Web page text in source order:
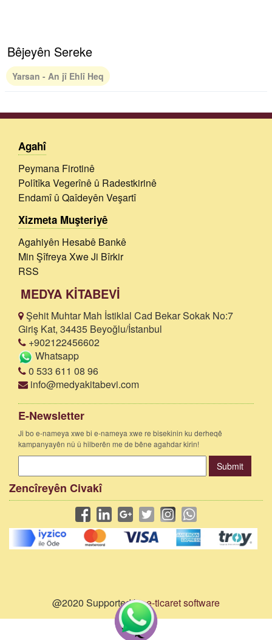
Bêjeyên Sereke
Yarsan - An jî Ehlî Heq
Agahî
Peymana Firotinê
Polîtîka Vegerînê û Radestkirinê
Endamî û Qaîdeyên Veşartî
Xizmeta Muşteriyê
Agahiyên Hesabê Bankê
Min Şîfreya Xwe Ji Bîrkir
RSS
MEDYA KİTABEVİ
Şehit Muhtar Mah İstiklal Cad Bekar Sokak No:7
Giriş Kat, 34435 Beyoğlu/İstanbul
+902122456602
Whatsapp
0 533 611 08 96
info@medyakitabevi.com
E-Newsletter
Ji bo e-nameya xwe bi e-nameya xwe re bisekinin ku derheqê
kampanyayên nû û hilberên me de bêne agahdar kirin!
Submit
Zencîreyên Civakî
@2020 Supported bye-ticaret software